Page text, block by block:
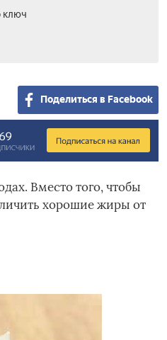
ключ
Поделиться в Facebook
Вместо того, чтобы
хорошие жиры от